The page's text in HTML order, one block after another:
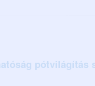
pótvilágítás